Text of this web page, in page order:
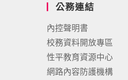
公務連結
內控聲明書
校務資料開放專區
性平教育資源中心
網路內容防護機構